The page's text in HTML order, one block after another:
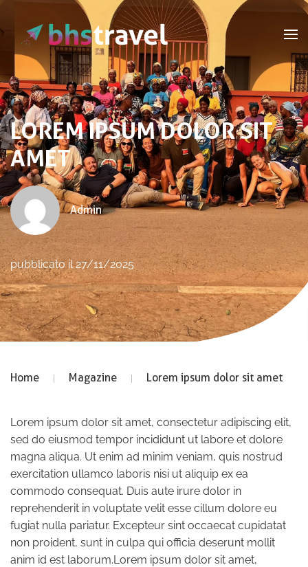
Passa al contenuto principale
LOREM IPSUM DOLOR SIT
AMET
Admin
pubblicato il 27/11/2025
Home Magazine Lorem ipsum dolor sit amet
Lorem ipsum dolor sit amet, consectetur adipiscing elit,
sed do eiusmod tempor incididunt ut labore et dolore
magna aliqua. Ut enim ad minim veniam, quis nostrud
exercitation ullamco laboris nisi ut aliquip ex ea
commodo consequat. Duis aute irure dolor in
reprehenderit in voluptate velit esse cillum dolore eu
fugiat nulla pariatur. Excepteur sint occaecat cupidatat
non proident, sunt in culpa qui officia deserunt mollit
anim id est laborum.Lorem ipsum dolor sit amet,